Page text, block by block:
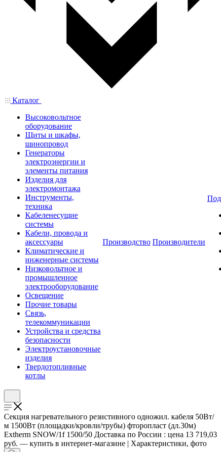
Каталог
Высоковольтное
оборудование
Щиты и шкафы,
шинопровод
Генераторы
электроэнергии и
элементы питания
Изделия для
электромонтажа
Инструменты,
техника
Кабеленесущие
системы
Кабели, провода и
аксессуары
Климатические и
инженерные системы
Низковольтное и
промышленное
электрооборудование
Освещение
Прочие товары
Связь,
телекоммуникации
Устройства и средства
безопасности
Электроустановочные
изделия
Твердотопливные
котлы
Производство Производители
Секция нагревательного резистивного одножил. кабеля 50Вт/
м 1500Вт (площадки/кровли/трубы) фторопласт (дл.30м)
Extherm SNOW/1f 1500/50 Доставка по России : цена 13 719,03
руб. — купить в интернет-магазине | Характеристики, фото